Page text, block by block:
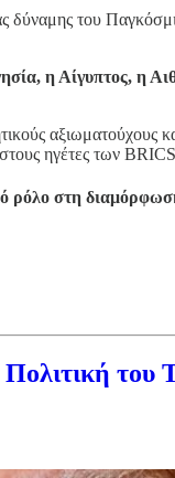
δύναμης του
η Αίγυπτος, η
αξιωματούχους
ηγέτες των
στη
του